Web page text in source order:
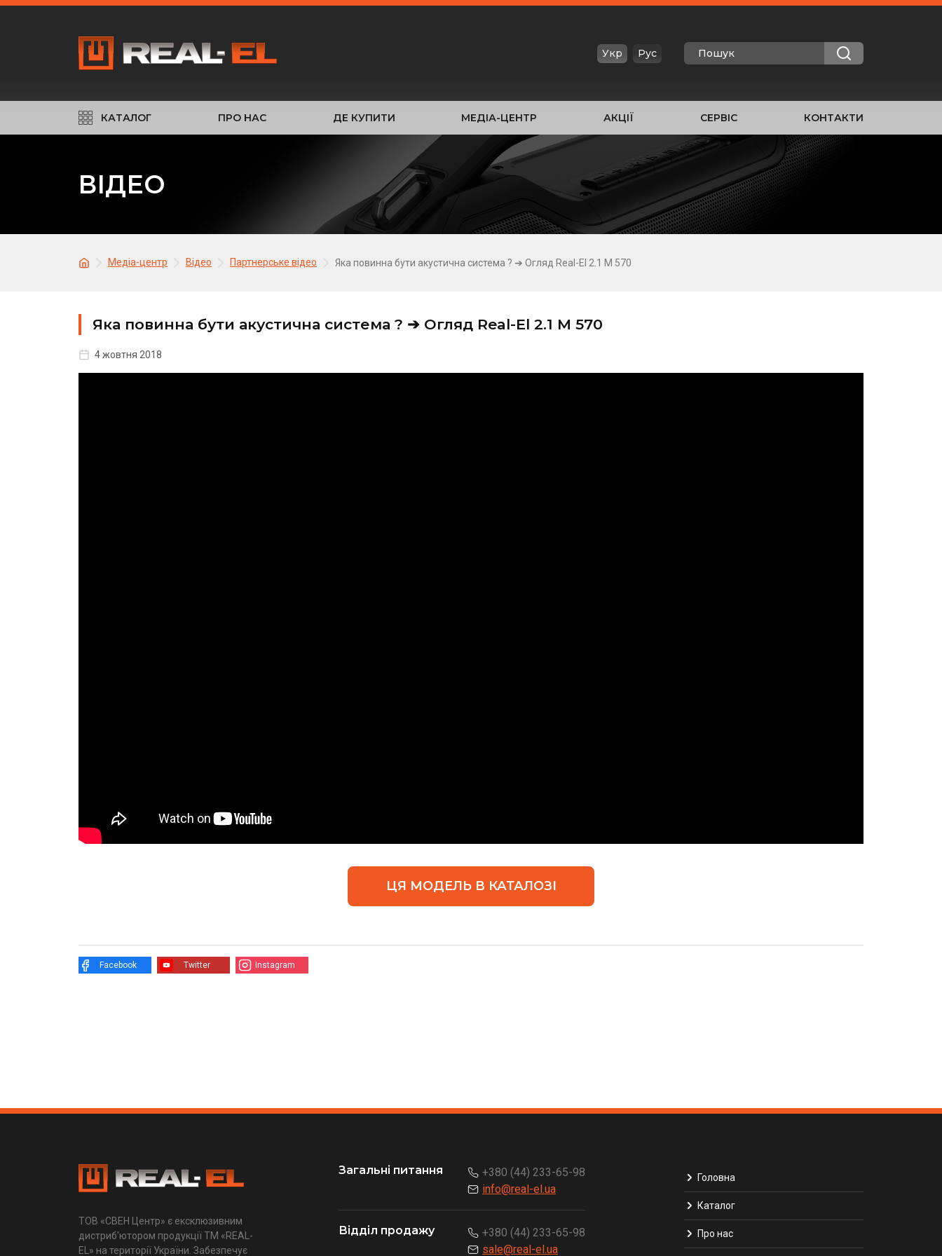
Укр Рус
КАТАЛОГ ПРО НАС ДЕ КУПИТИ МЕДІА-ЦЕНТР АКЦІЇ СЕРВІС КОНТАКТИ
ВІДЕО
Медіа-центр Відео Партнерське відео Яка повинна бути акустична система ? ➔ Огляд Real-El 2.1 M 570
Яка повинна бути акустична система ? ➔ Огляд Real-El 2.1 M 570
4 жовтня 2018
ЦЯ МОДЕЛЬ В КАТАЛОЗІ
Facebook Twitter Instagram
ТОВ «СВЕН Центр» є ексклюзивним
дистриб'ютором продукції ТМ «REAL-
EL» на території України. Забезпечує
Загальні питання
+380 (44) 233-65-98
info@real-el.ua
Відділ продажу
+380 (44) 233-65-98
sale@real-el.ua
Головна
Каталог
Про нас